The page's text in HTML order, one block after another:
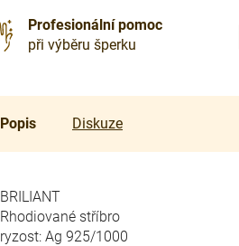
Profesionální pomoc
při výběru šperku
Popis Diskuze
BRILIANT
Rhodiované stříbro
ryzost: Ag 925/1000